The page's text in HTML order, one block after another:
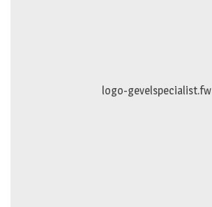
logo-gevelspecialist.fw